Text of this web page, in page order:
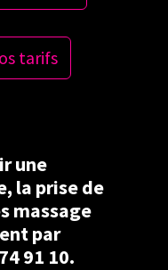
tarifs
une
la prise de
massage
par
91 10.